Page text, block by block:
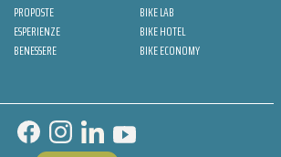
PROPOSTE
ESPERIENZE
BENESSERE
BIKE LAB
BIKE HOTEL
BIKE ECONOMY